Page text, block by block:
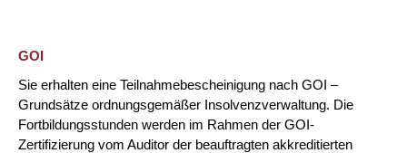
GOI
Sie erhalten eine Teilnahmebescheinigung nach GOI –
Grundsätze ordnungsgemäßer Insolvenzverwaltung. Die
Fortbildungsstunden werden im Rahmen der GOI-
Zertifizierung vom Auditor der beauftragten akkreditierten